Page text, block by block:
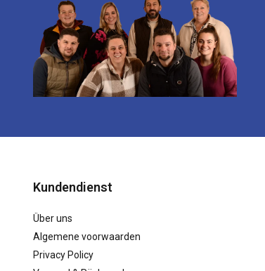
Kundendienst
Über uns
Algemene voorwaarden
Privacy Policy